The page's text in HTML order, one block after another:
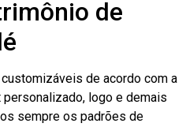
de
de acordo com a
logo e demais
sempre os padrões de